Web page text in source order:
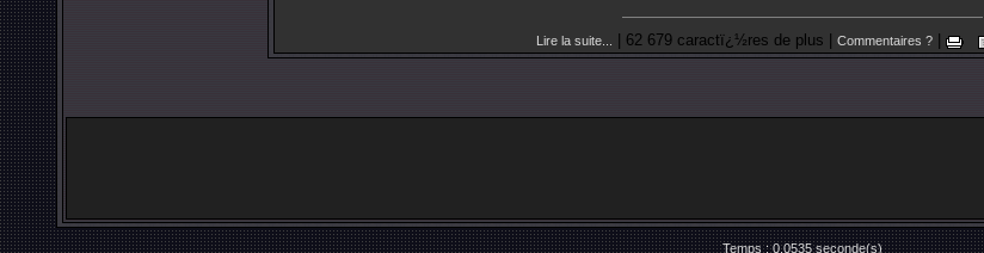
Lire la suite... | 62 679 caractï¿½res de plus | Commentaires ?|
Temps : 0.0535 seconde(s)